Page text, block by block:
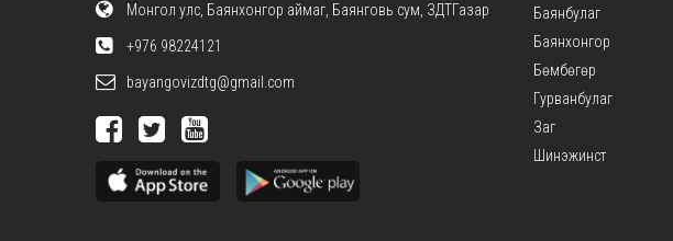
Монгол улс, Баянхонгор аймаг, Баянговь сум, ЗДТГазар
+976 98224121
bayangovizdtg@gmail.com
Баянбулаг
Баянхонгор
Бөмбөгөр
Гурванбулаг
Заг
Шинэжинст